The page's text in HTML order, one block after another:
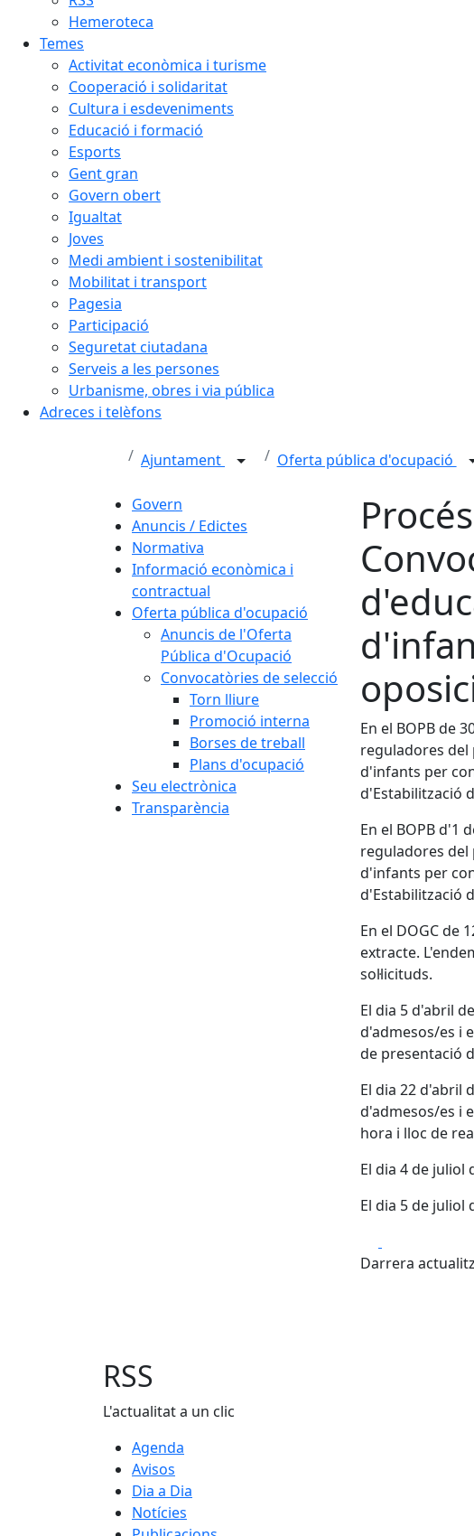
Hemeroteca
Temes
Activitat econòmica i turisme
Cooperació i solidaritat
Cultura i esdeveniments
Educació i formació
Esports
Gent gran
Govern obert
Igualtat
Joves
Medi ambient i sostenibilitat
Mobilitat i transport
Pagesia
Participació
Seguretat ciutadana
Serveis a les persones
Urbanisme, obres i via pública
Adreces i telèfons
Ajuntament Oferta pública d'ocupació
Govern
Anuncis / Edictes
Normativa
Informació econòmica i
contractual
Oferta pública d'ocupació
Anuncis de l'Oferta
Pública d'Ocupació
Convocatòries de selecció
Torn lliure
Promoció interna
Borses de treball
Plans d'ocupació
Seu electrònica
Transparència
En el BOPB de
reguladores del
d'infants per
d'Estabilització
En el BOPB d'1
reguladores del
d'infants per
d'Estabilització
En el DOGC de
extracte.
sol·licituds.
El dia 5 d'abril
d'admesos/es i
de presentació
El dia 22 d'abril
d'admesos/es i
hora i lloc de
El dia 4 de juliol
El dia 5 de juliol
Darrera
RSS
L'actualitat a un clic
Agenda
Avisos
Dia a Dia
Notícies